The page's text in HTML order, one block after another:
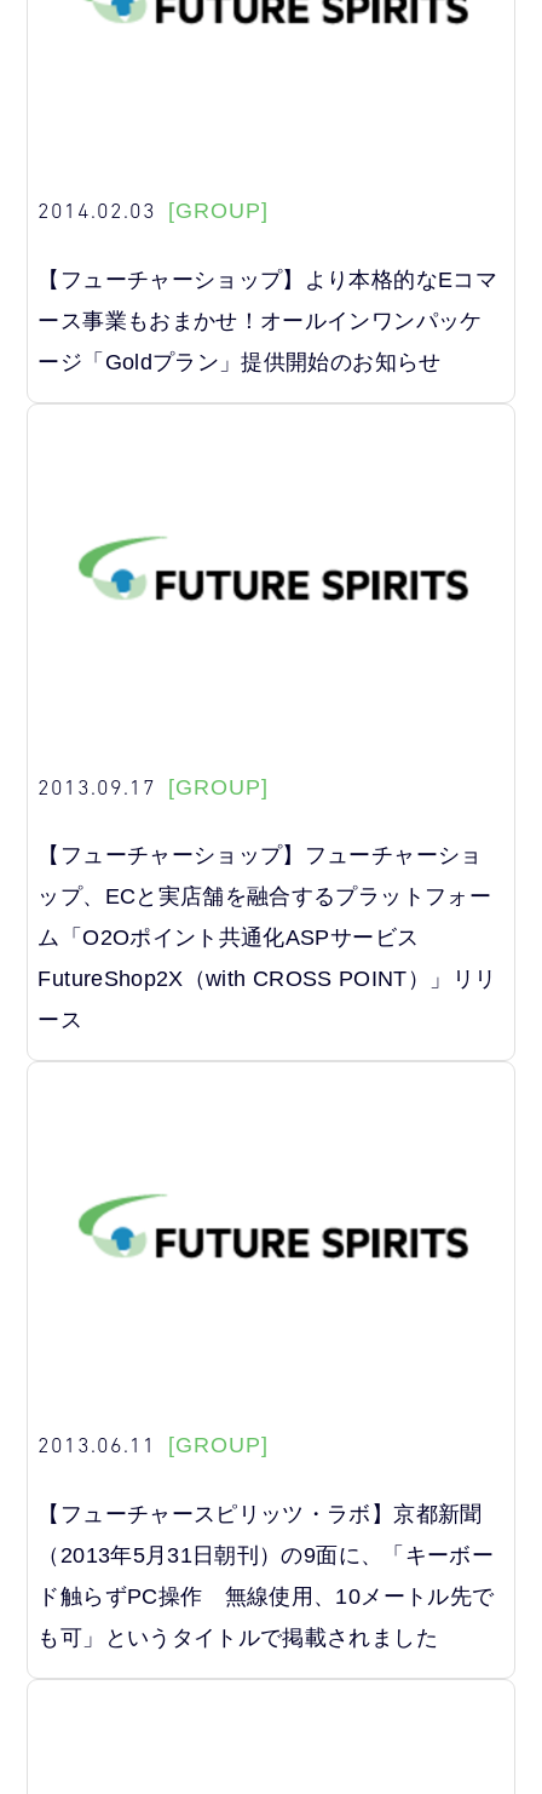
2014.02.03 [GROUP]
【フューチャーショップ】より本格的なEコマ
ース事業もおまかせ！オールインワンパッケ
ージ「Goldプラン」提供開始のお知らせ
2013.09.17 [GROUP]
【フューチャーショップ】フューチャーショ
ップ、ECと実店舗を融合するプラットフォー
ム「O2Oポイント共通化ASPサービス
FutureShop2X（with CROSS POINT）」リリ
ース
2013.06.11 [GROUP]
【フューチャースピリッツ・ラボ】京都新聞
（2013年5月31日朝刊）の9面に、「キーボー
ド触らずPC操作 無線使用、10メートル先で
も可」というタイトルで掲載されました